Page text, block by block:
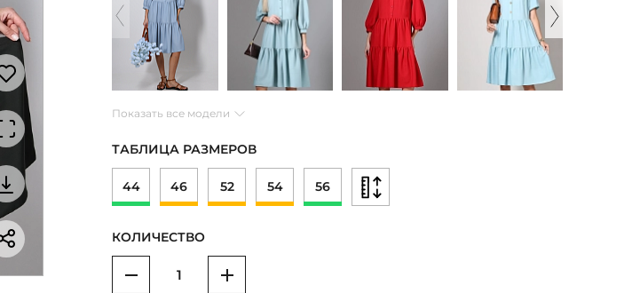
Показать все модели
ТАБЛИЦА РАЗМЕРОВ
44 46 52 54 56
КОЛИЧЕСТВО
Уменьшить Увеличить